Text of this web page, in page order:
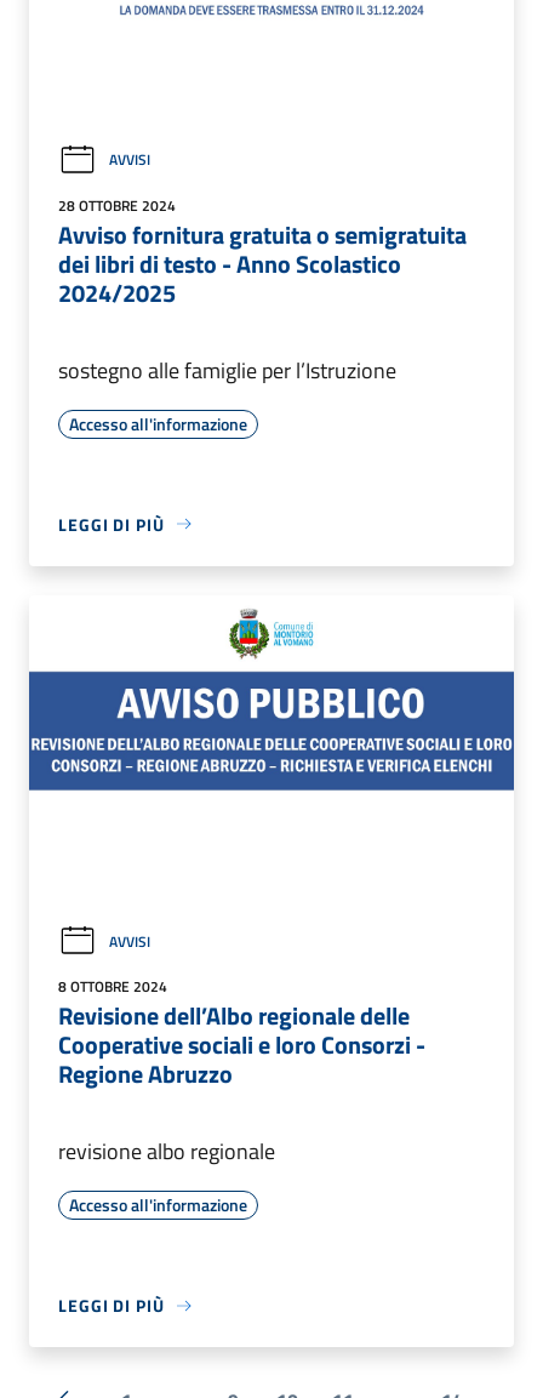
AVVISI
28 OTTOBRE 2024
Avviso fornitura gratuita o semigratuita
dei libri di testo - Anno Scolastico
2024/2025
sostegno alle famiglie per l’Istruzione
Accesso all'informazione
LEGGI DI PIÙ
AVVISI
8 OTTOBRE 2024
Revisione dell’Albo regionale delle
Cooperative sociali e loro Consorzi -
Regione Abruzzo
revisione albo regionale
Accesso all'informazione
LEGGI DI PIÙ